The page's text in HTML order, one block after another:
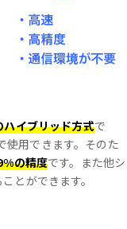
イブリッド方式で
用できます。 そのた
の精度です。 また他シ
とができます。